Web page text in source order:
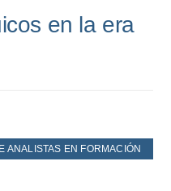
en la era
ANALISTAS EN FORMACIÓN